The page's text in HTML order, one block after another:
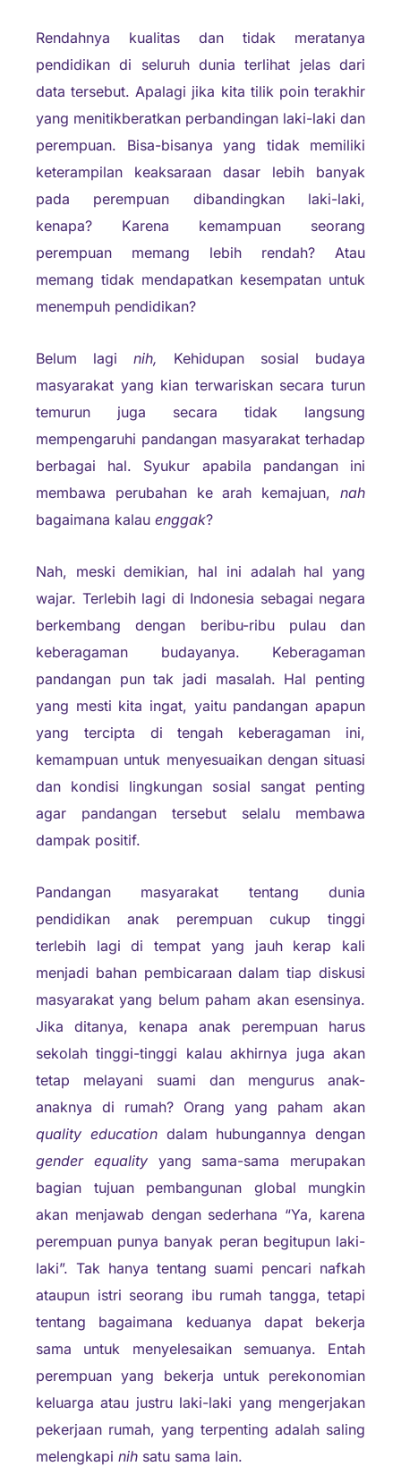
Rendahnya kualitas dan tidak meratanya
pendidikan di seluruh dunia terlihat jelas dari
data tersebut. Apalagi jika kita tilik poin terakhir
yang menitikberatkan perbandingan laki-laki dan
perempuan. Bisa-bisanya yang tidak memiliki
keterampilan keaksaraan dasar lebih banyak
pada perempuan dibandingkan laki-laki,
kenapa? Karena kemampuan seorang
perempuan memang lebih rendah? Atau
memang tidak mendapatkan kesempatan untuk
menempuh pendidikan?
Belum lagi nih, Kehidupan sosial budaya
masyarakat yang kian terwariskan secara turun
temurun juga secara tidak langsung
mempengaruhi pandangan masyarakat terhadap
berbagai hal. Syukur apabila pandangan ini
membawa perubahan ke arah kemajuan, nah
bagaimana kalau enggak?
Nah, meski demikian, hal ini adalah hal yang
wajar. Terlebih lagi di Indonesia sebagai negara
berkembang dengan beribu-ribu pulau dan
keberagaman budayanya. Keberagaman
pandangan pun tak jadi masalah. Hal penting
yang mesti kita ingat, yaitu pandangan apapun
yang tercipta di tengah keberagaman ini,
kemampuan untuk menyesuaikan dengan situasi
dan kondisi lingkungan sosial sangat penting
agar pandangan tersebut selalu membawa
dampak positif.
Pandangan masyarakat tentang dunia
pendidikan anak perempuan cukup tinggi
terlebih lagi di tempat yang jauh kerap kali
menjadi bahan pembicaraan dalam tiap diskusi
masyarakat yang belum paham akan esensinya.
Jika ditanya, kenapa anak perempuan harus
sekolah tinggi-tinggi kalau akhirnya juga akan
tetap melayani suami dan mengurus anak-
anaknya di rumah? Orang yang paham akan
quality education dalam hubungannya dengan
gender equality yang sama-sama merupakan
bagian tujuan pembangunan global mungkin
akan menjawab dengan sederhana “Ya, karena
perempuan punya banyak peran begitupun laki-
laki”. Tak hanya tentang suami pencari nafkah
ataupun istri seorang ibu rumah tangga, tetapi
tentang bagaimana keduanya dapat bekerja
sama untuk menyelesaikan semuanya. Entah
perempuan yang bekerja untuk perekonomian
keluarga atau justru laki-laki yang mengerjakan
pekerjaan rumah, yang terpenting adalah saling
melengkapi nih satu sama lain.